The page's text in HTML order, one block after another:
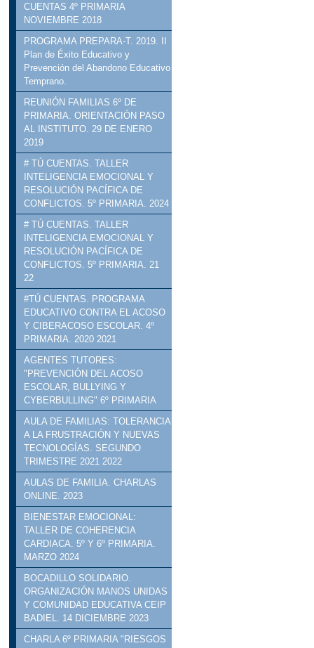
CUENTAS 4º PRIMARIA
NOVIEMBRE 2018
PROGRAMA PREPARA-T. 2019. II
Plan de Éxito Educativo y
Prevención del Abandono Educativo
Temprano.
REUNIÓN FAMILIAS 6º DE
PRIMARIA. ORIENTACIÓN PASO
AL INSTITUTO. 29 DE ENERO
2019
# TÚ CUENTAS. TALLER
INTELIGENCIA EMOCIONAL Y
RESOLUCIÓN PACÍFICA DE
CONFLICTOS. 5º PRIMARIA. 2024
# TÚ CUENTAS. TALLER
INTELIGENCIA EMOCIONAL Y
RESOLUCIÓN PACÍFICA DE
CONFLICTOS. 5º PRIMARIA. 21
22
#TÚ CUENTAS. PROGRAMA
EDUCATIVO CONTRA EL ACOSO
Y CIBERACOSO ESCOLAR. 4º
PRIMARIA. 2020 2021
AGENTES TUTORES:
"PREVENCIÓN DEL ACOSO
ESCOLAR, BULLYING Y
CYBERBULLING" 6º PRIMARIA
AULA DE FAMILIAS: TOLERANCIA
A LA FRUSTRACIÓN Y NUEVAS
TECNOLOGÍAS. SEGUNDO
TRIMESTRE 2021 2022
AULAS DE FAMILIA. CHARLAS
ONLINE. 2023
BIENESTAR EMOCIONAL:
TALLER DE COHERENCIA
CARDIACA. 5º Y 6º PRIMARIA.
MARZO 2024
BOCADILLO SOLIDARIO.
ORGANIZACIÓN MANOS UNIDAS
Y COMUNIDAD EDUCATIVA CEIP
BADIEL. 14 DICIEMBRE 2023
CHARLA 6º PRIMARIA "RIESGOS